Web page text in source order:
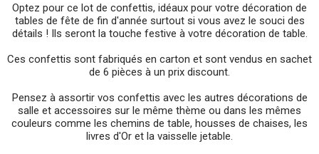
Optez pour ce lot de confettis, idéaux pour votre décoration de
tables de fête de fin d'année surtout si vous avez le souci des
détails ! Ils seront la touche festive à votre décoration de table.
Ces confettis sont fabriqués en carton et sont vendus en sachet
de 6 pièces à un prix discount.
Pensez à assortir vos confettis avec les autres décorations de
salle et accessoires sur le même thème ou dans les mêmes
couleurs comme les chemins de table, housses de chaises, les
livres d'Or et la vaisselle jetable.